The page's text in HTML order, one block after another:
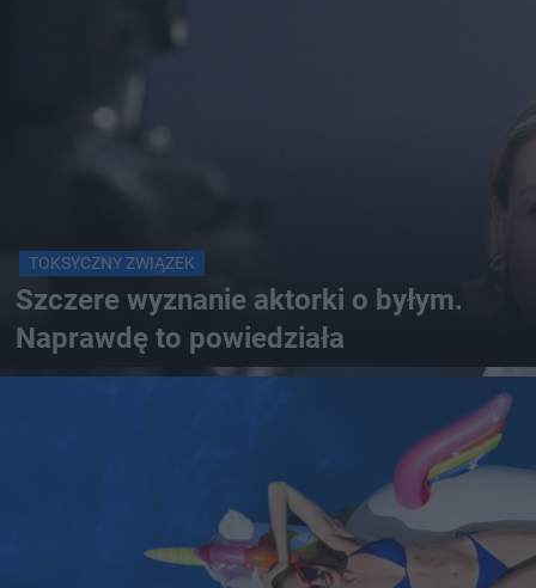
TOKSYCZNY ZWIĄZEK
Szczere wyznanie aktorki o byłym.
Naprawdę to powiedziała